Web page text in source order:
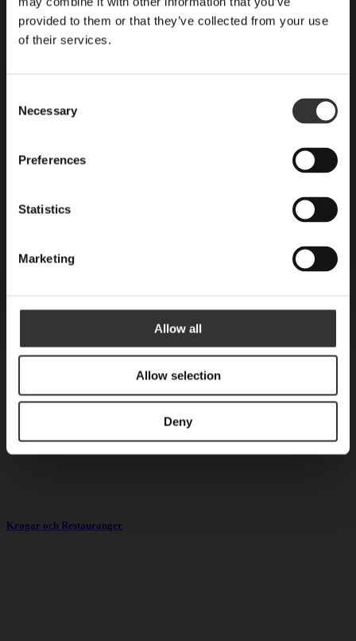
provided to them or that they’ve collected from your use
of their services.
Selection
Necessary
Preferences
Statistics
Marketing
Allow all
Allow selection
Deny
Rye Rye cocktails
Krogar och Restauranger
Nyheter, recept och brev från Oskar